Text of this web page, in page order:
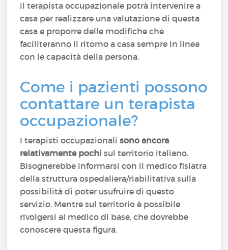
il terapista occupazionale potrà intervenire a
casa per realizzare una valutazione di questa
casa e proporre delle modifiche che
faciliteranno il ritorno a casa sempre in linea
con le capacità della persona.
Come i pazienti possono
contattare un terapista
occupazionale?
I terapisti occupazionalisono ancora
relativamente pochi sul territorio italiano.
Bisognerebbe informarsi con il medico fisiatra
della struttura ospedaliera/riabilitativa sulla
possibilità di poter usufruire di questo
servizio. Mentre sul territorio è possibile
rivolgersi al medico di base, che dovrebbe
conoscere questa figura.